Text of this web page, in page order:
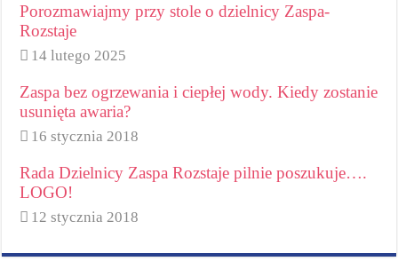
Porozmawiajmy przy stole o dzielnicy Zaspa-
Rozstaje
14 lutego 2025
Zaspa bez ogrzewania i ciepłej wody. Kiedy zostanie
usunięta awaria?
16 stycznia 2018
Rada Dzielnicy Zaspa Rozstaje pilnie poszukuje….
LOGO!
12 stycznia 2018